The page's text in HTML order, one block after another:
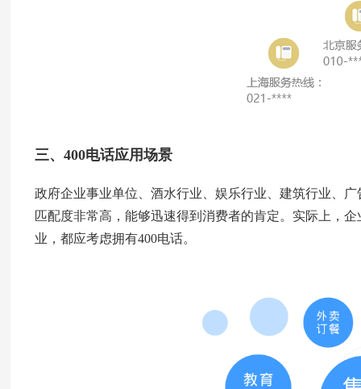
三、400电话应用场景
政府企业事业单位、酒水行业、娱乐行业、建筑行业、
匹配度非常高，能够迅速得到消费者的肯定。实际上，
业，都应考虑拥有400电话。